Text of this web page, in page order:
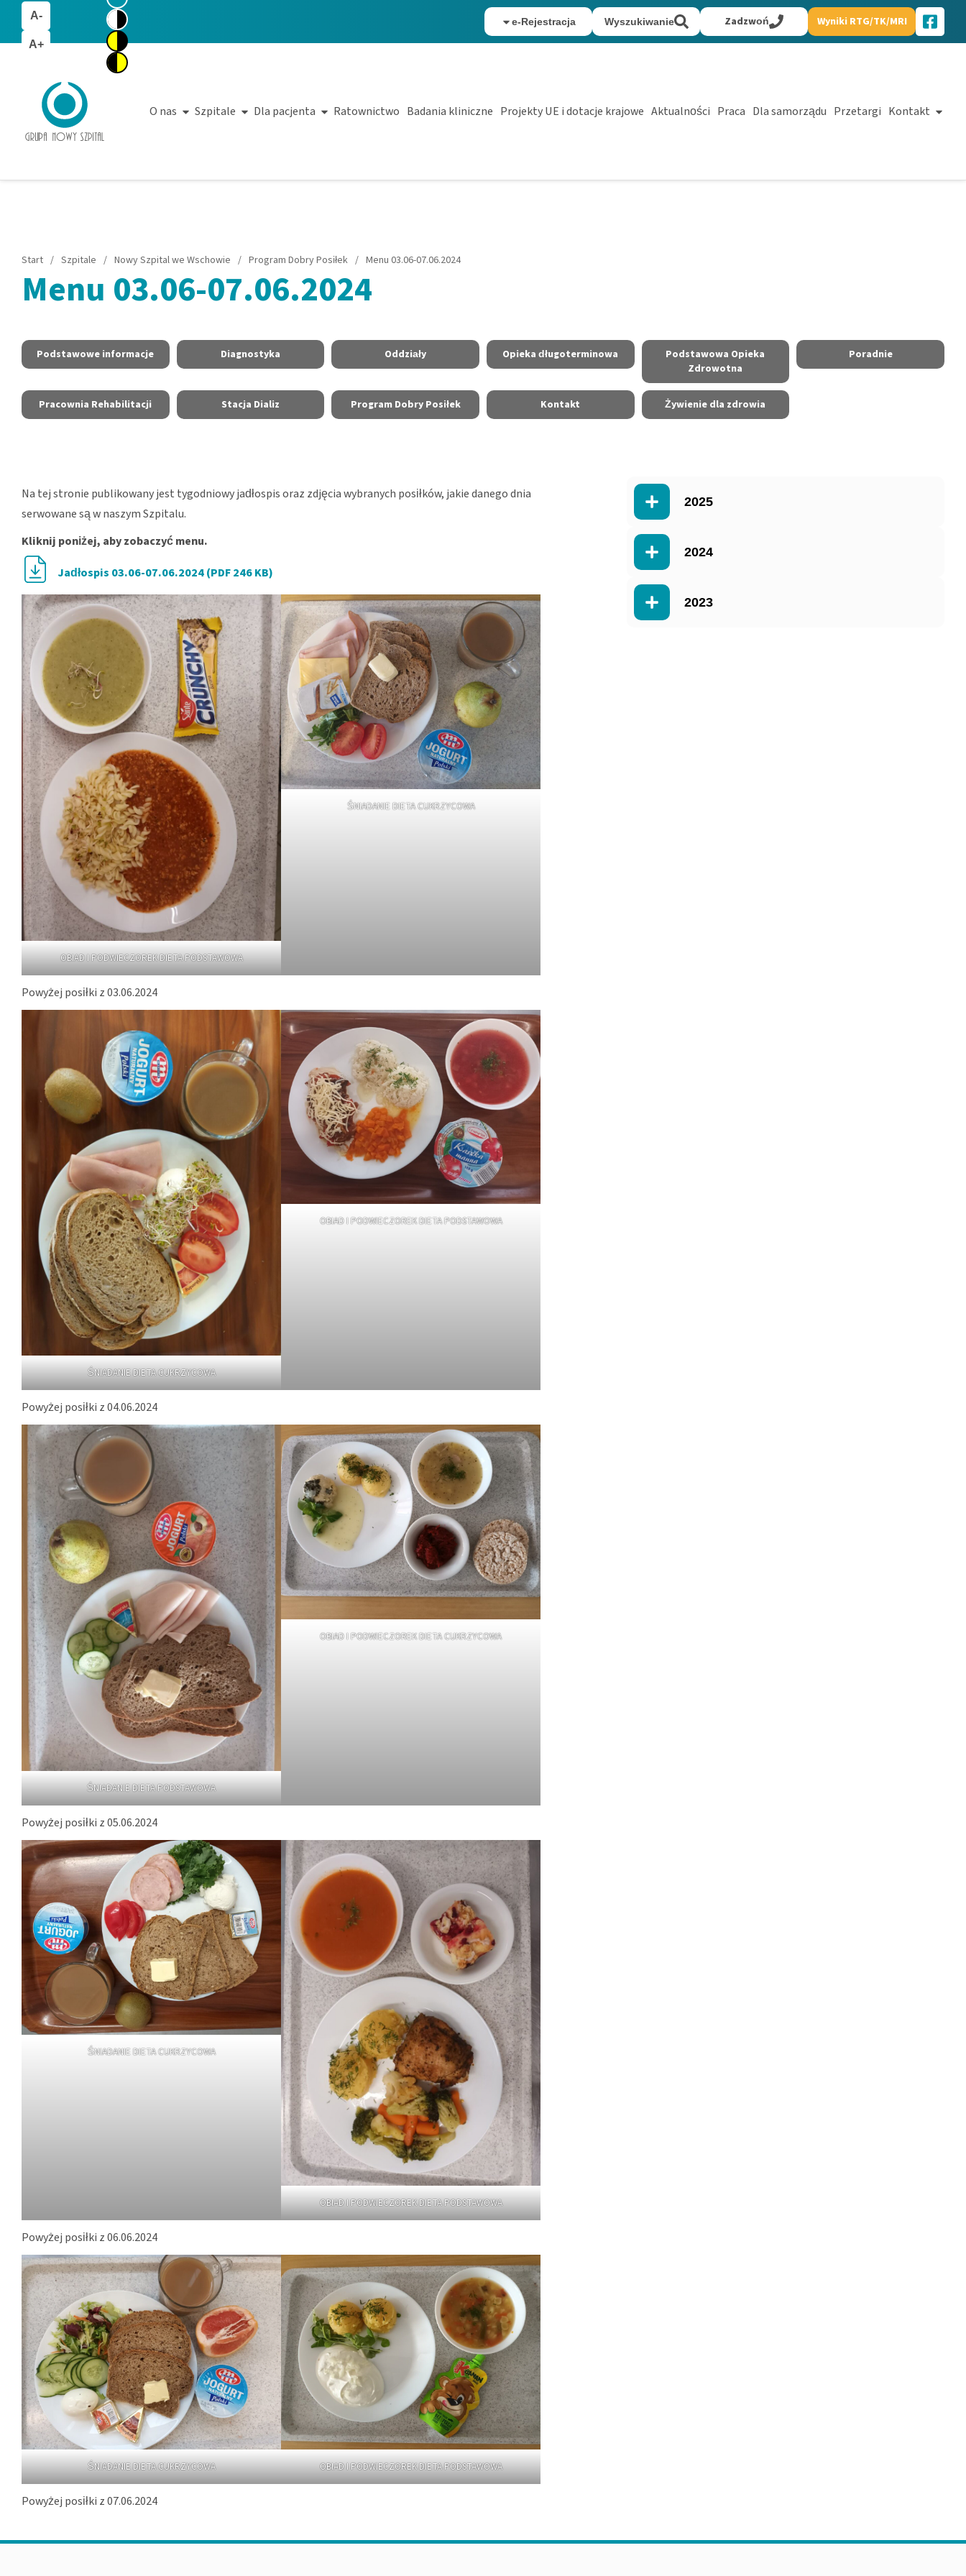
A-
A+
e-Rejestracja Wyszukiwanie Zadzwoń Wyniki RTG/TK/MRI
O nas Szpitale Dla pacjenta Ratownictwo Badania kliniczne Projekty UE i dotacje krajowe Aktualności Praca Dla samorządu Przetargi Kontakt
Start / Szpitale / Nowy Szpital we Wschowie / Program Dobry Posiłek / Menu 03.06-07.06.2024
Menu 03.06-07.06.2024
Podstawowe informacje Diagnostyka Oddziały Opieka długoterminowa
Podstawowa Opieka
Zdrowotna
Poradnie
Pracownia Rehabilitacji Stacja Dializ Program Dobry Posiłek Kontakt Żywienie dla zdrowia
Na tej stronie publikowany jest tygodniowy jadłospis oraz zdjęcia wybranych posiłków, jakie danego dnia
serwowane są w naszym Szpitalu.
Kliknij poniżej, aby zobaczyć menu.
Jadłospis 03.06-07.06.2024 (PDF 246 KB)
OBIAD I PODWIECZOREK DIETA PODSTAWOWA
ŚNIADANIE DIETA CUKRZYCOWA
Powyżej posiłki z 03.06.2024
ŚNIADANIE DIETA CUKRZYCOWA
OBIAD I PODWIECZOREK DIETA PODSTAWOWA
Powyżej posiłki z 04.06.2024
ŚNIADANIE DIETA PODSTAWOWA
OBIAD I PODWIECZOREK DIETA CUKRZYCOWA
Powyżej posiłki z 05.06.2024
ŚNIADANIE DIETA CUKRZYCOWA
OBIAD I PODWIECZOREK DIETA PODSTAWOWA
Powyżej posiłki z 06.06.2024
ŚNIADANIE DIETA CUKRZYCOWA OBIAD I PODWIECZOREK DIETA PODSTAWOWA
Powyżej posiłki z 07.06.2024
2025
2024
2023